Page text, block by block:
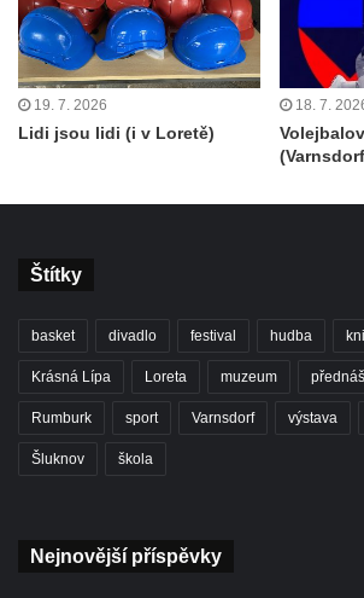
19. 7. 2026
Lidi jsou lidi (i v Loretě)
18. 7.
Štítky
basket divadlo festival hudba
Krásná Lípa Loreta muzeum
Rumburk sport Varnsdorf výstava
Šluknov škola
Nejnovější příspěvky